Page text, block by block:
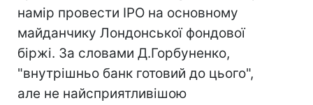
намір провести IPO на основному
майданчику Лондонської фондової
біржі. За словами Д.Горбуненко,
"внутрішньо банк готовий до цього",
але не найсприятливішою